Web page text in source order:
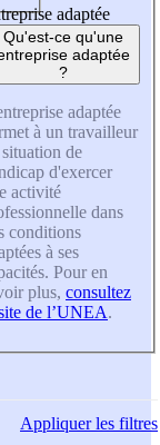
adaptée
Qu'est-ce qu'une
adaptée
?
adaptée
à un travailleur
de
d'exercer
activité
dans
conditions
à ses
Pour en
plus, consultez
de l’UNEA.
Appliquerles filtres